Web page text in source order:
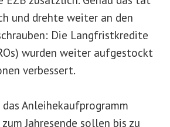
und drehte weiter an den
Die Langfristkredite
wurden weiter aufgestockt
verbessert.
Anleihekaufprogramm
Jahresende sollen bis zu